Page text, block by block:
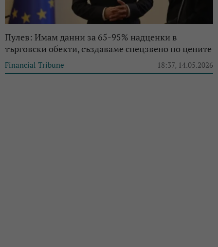
Пулев: Имам данни за 65-95% надценки в
търговски обекти, създаваме спецзвено по цените
Financial Tribune 18:37, 14.05.2026